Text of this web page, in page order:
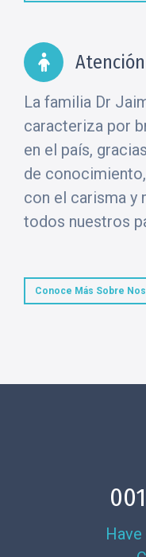
La familia Dr
caracteriza por
en el país,
de
con el carisma y
todos nuestros
Conoce Más Sobre